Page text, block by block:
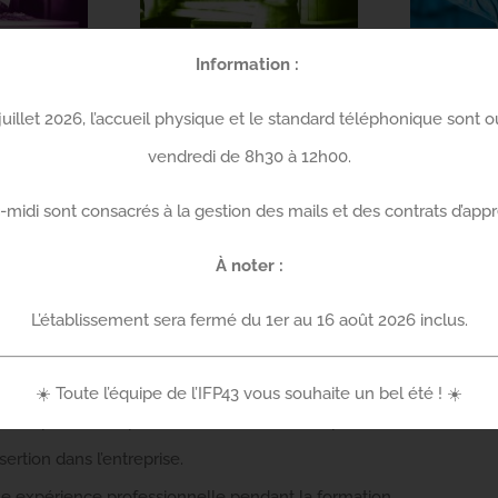
C’EST QUOI
employeuret des enseignements dispensés dans
le jeune acquiert à la fois des connaissances théoriques et
plusieurs diplômes successifs ou complémentaires.
dans l’entreprise.
Information :
2026, l’accueil physique et le standard téléphonique sont
vendredi de 8h30 à 12h00.
midi sont consacrés à la gestion des mails et des contrats
À noter :
L’établissement sera fermé du 1er au 16 août 2026 inclus.
☀️ Toute l’équipe de l’IFP43 vous souhaite un bel été ! ☀️